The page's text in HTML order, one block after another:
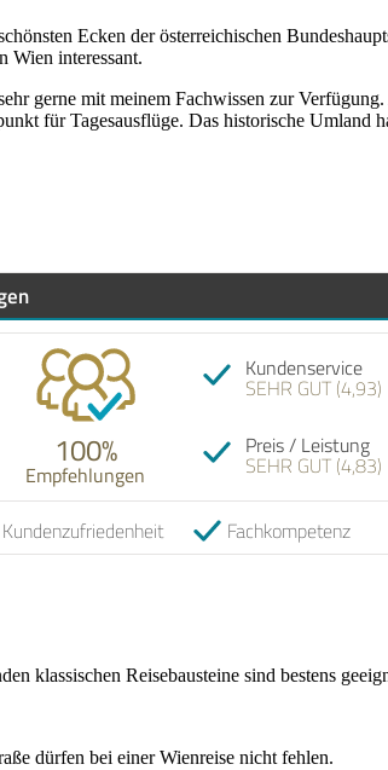
Ecken der österreichischen
Wien interessant.
gerne mit meinem Fachwissen zur
für Tagesausflüge. Das historische Umland
100%
Empfehlungen
Kundenservice
SEHR GUT (4,93)
Preis / Leistung
SEHR GUT (4,83)
Kundenzufriedenheit Fachkompetenz
klassischen Reisebausteine sind bestens
dürfen bei einer Wienreise nicht fehlen.